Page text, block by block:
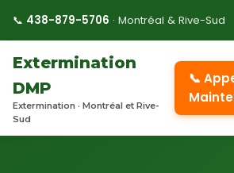
📞 438-879-5706 · Montréal & Rive-Sud
Extermination
DMP
Extermination · Montréal et Rive-
Sud
📞